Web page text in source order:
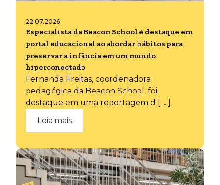
22.07.2026
Especialista da Beacon School é destaque em
portal educacional ao abordar hábitos para
preservar a infância em um mundo
hiperconectado
Fernanda Freitas, coordenadora
pedagógica da Beacon School, foi
destaque em uma reportagem d [ ... ]
Leia mais